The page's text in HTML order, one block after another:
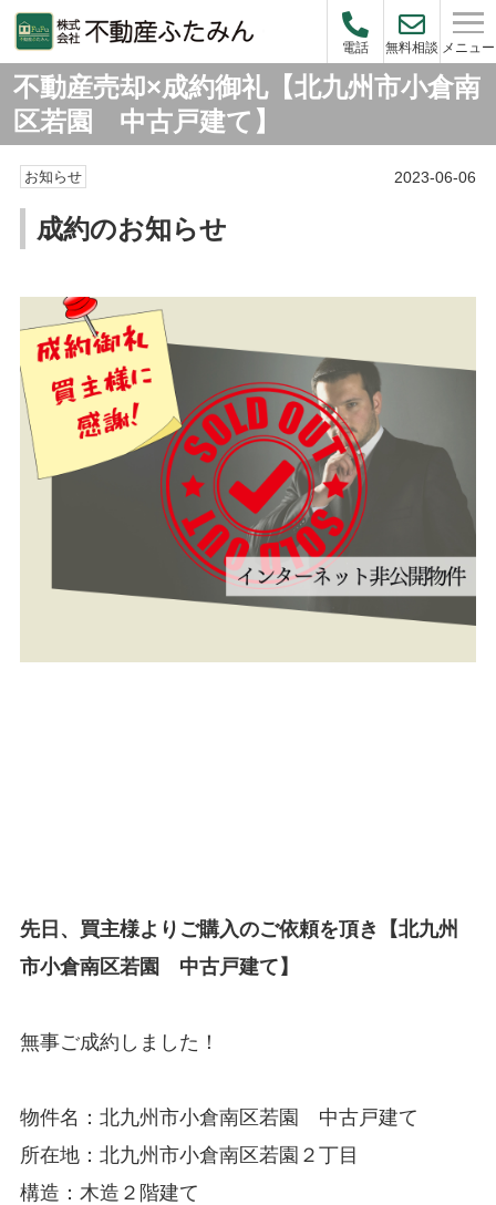
電話 無料相談 メニュー
不動産売却×成約御礼【北九州市小倉南
区若園 中古戸建て】
お知らせ 2023-06-06
成約のお知らせ
先日、買主様よりご購入のご依頼を頂き【北九州
市小倉南区若園 中古戸建て】
無事ご成約しました！
物件名：北九州市小倉南区若園 中古戸建て
所在地： 北九州市小倉南区若園２ 丁目
構造：木造２階建て